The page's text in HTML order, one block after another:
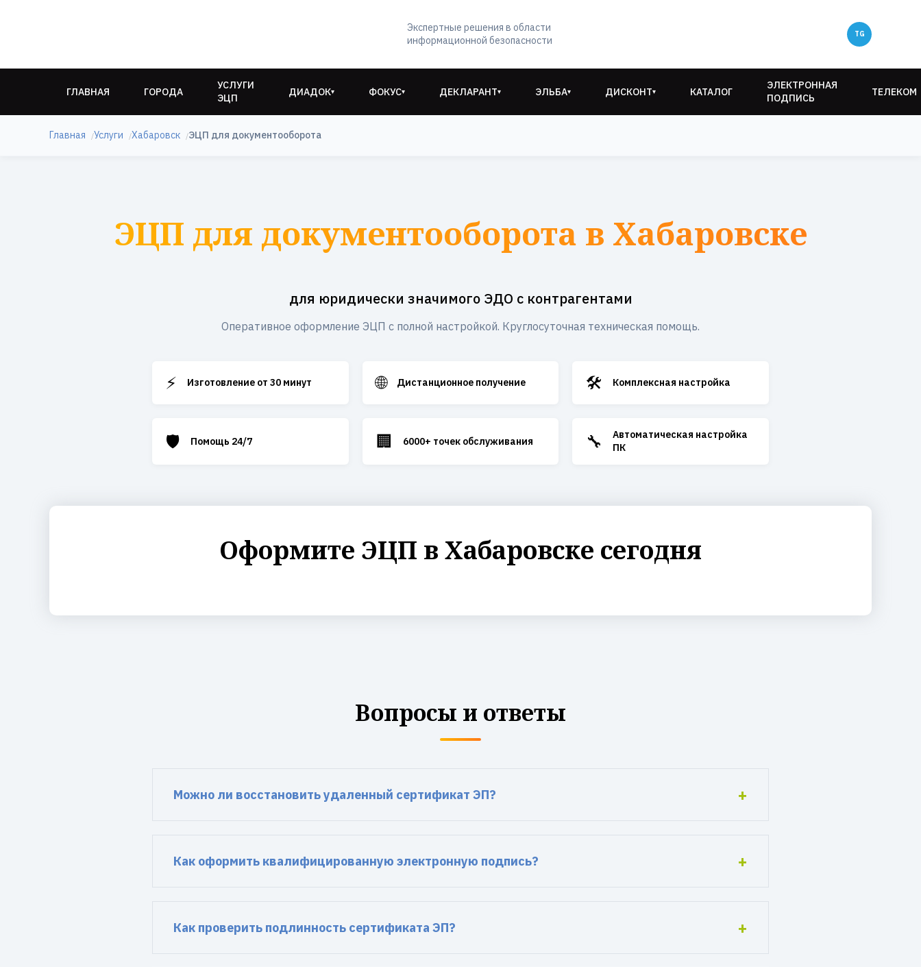
Экспертные решения в области
информационной безопасности
ГЛАВНАЯ ГОРОДА
УСЛУГИ
ЭЦП
ДИАДОК▾ ФОКУС▾ ДЕКЛАРАНТ▾ ЭЛЬБА▾ ДИСКОНТ▾ КАТАЛОГ
ЭЛЕКТРОННАЯ
ПОДПИСЬ
ТЕЛЕКОМ
Главная Услуги Хабаровск ЭЦП для документооборота
ЭЦП для документооборота в Хабаровске
для юридически значимого ЭДО с контрагентами
Оперативное оформление ЭЦП с полной настройкой. Круглосуточная техническая помощь.
⚡ Изготовление от 30 минут 🌐 Дистанционное получение 🛠️ Комплексная настройка
🛡️ Помощь 24/7 🏢 6000+ точек обслуживания 🔧
Автоматическая настройка
ПК
Оформите ЭЦП в Хабаровске сегодня
Вопросы и ответы
Можно ли восстановить удаленный сертификат ЭП?
Как оформить квалифицированную электронную подпись?
Как проверить подлинность сертификата ЭП?